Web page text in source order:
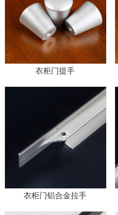
衣柜门提手
衣柜门铝合金拉手